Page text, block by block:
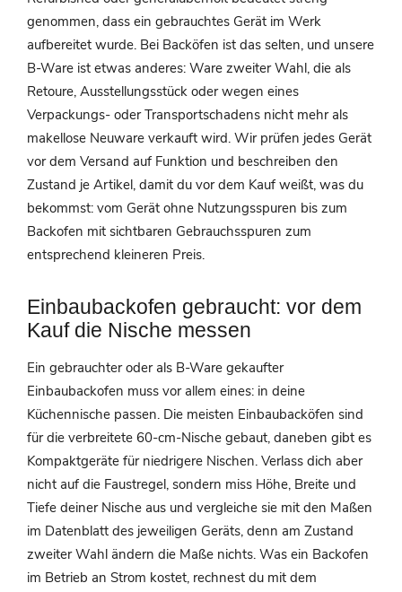
genommen, dass ein gebrauchtes Gerät im Werk
aufbereitet wurde. Bei Backöfen ist das selten, und unsere
B-Ware ist etwas anderes: Ware zweiter Wahl, die als
Retoure, Ausstellungsstück oder wegen eines
Verpackungs- oder Transportschadens nicht mehr als
makellose Neuware verkauft wird. Wir prüfen jedes Gerät
vor dem Versand auf Funktion und beschreiben den
Zustand je Artikel, damit du vor dem Kauf weißt, was du
bekommst: vom Gerät ohne Nutzungsspuren bis zum
Backofen mit sichtbaren Gebrauchsspuren zum
entsprechend kleineren Preis.
Einbaubackofen gebraucht: vor dem
Kauf die Nische messen
Ein gebrauchter oder als B-Ware gekaufter
Einbaubackofen muss vor allem eines: in deine
Küchennische passen. Die meisten Einbaubacköfen sind
für die verbreitete 60-cm-Nische gebaut, daneben gibt es
Kompaktgeräte für niedrigere Nischen. Verlass dich aber
nicht auf die Faustregel, sondern miss Höhe, Breite und
Tiefe deiner Nische aus und vergleiche sie mit den Maßen
im Datenblatt des jeweiligen Geräts, denn am Zustand
zweiter Wahl ändern die Maße nichts. Was ein Backofen
im Betrieb an Strom kostet, rechnest du mit dem